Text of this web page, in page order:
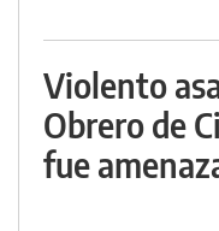
Violento
Obrero de
fue